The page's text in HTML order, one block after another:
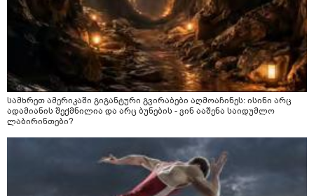
სამხრეთ ამერიკაში გიგანტური გვირაბები აღმოაჩინეს: ისინი არც
ადამიანის შექმნილია და არც ბუნების - ვინ ააშენა საიდუმლო
ლაბირინთები?